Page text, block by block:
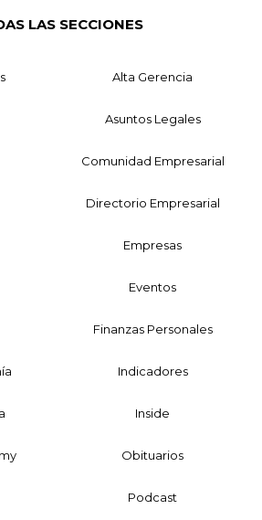
LAS SECCIONES
Alta Gerencia
Asuntos Legales
Comunidad Empresarial
Directorio Empresarial
Empresas
Eventos
Finanzas Personales
Indicadores
Inside
Obituarios
Podcast